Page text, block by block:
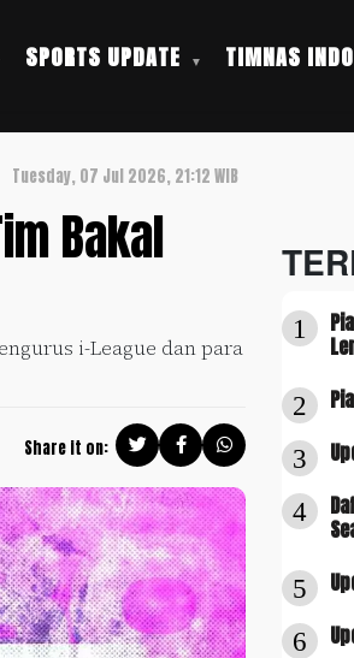
SPORTS UPDATE TIMNAS
Tuesday, 07 Jul 2026, 21:12 WIB
Bakal
i-League dan para
Share it on:
1
2
3
4
5
6